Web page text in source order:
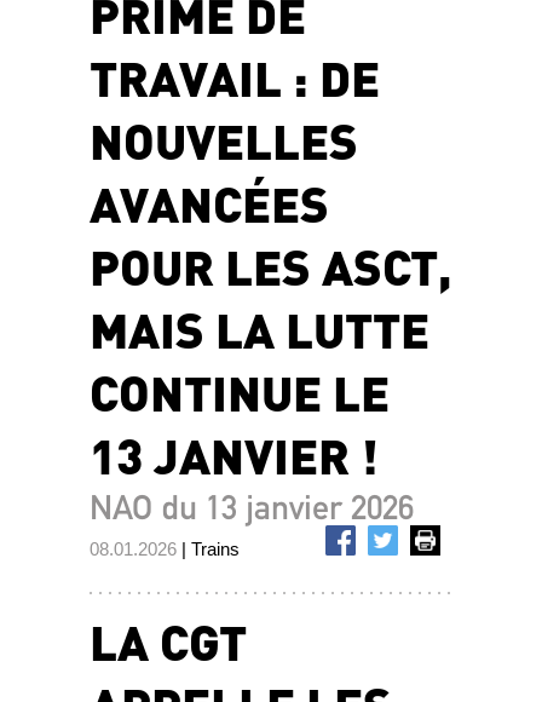
PRIME DE
TRAVAIL : DE
NOUVELLES
AVANCÉES
POUR LES ASCT,
MAIS LA LUTTE
CONTINUE LE
13 JANVIER !
NAO du 13 janvier 2026
08.01.2026 | Trains
LA CGT